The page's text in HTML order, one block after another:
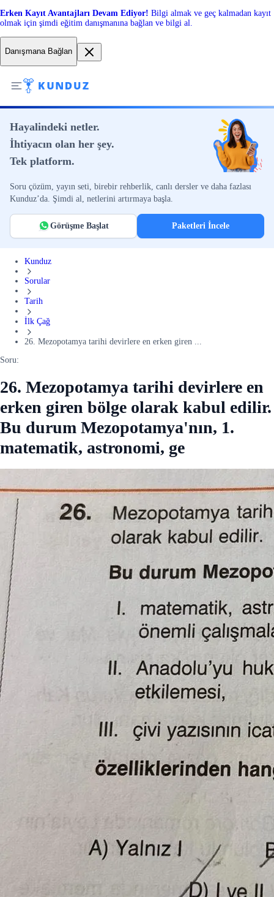
Erken Kayıt Avantajları Devam Ediyor! Bilgi almak ve geç kalmadan kayıt
olmak için şimdi eğitim danışmanına bağlan ve bilgi al.
Danışmana Bağlan
Hayalindeki netler.
İhtiyacın olan her şey.
Tek platform.
Soru çözüm, yayın seti, birebir rehberlik, canlı dersler ve daha fazlası
Kunduz’da. Şimdi al, netlerini artırmaya başla.
Görüşme Başlat Paketleri İncele
Kunduz
Sorular
Tarih
İlk Çağ
26. Mezopotamya tarihi devirlere en erken giren ...
Soru:
26. Mezopotamya tarihi devirlere en
erken giren bölge olarak kabul edilir.
Bu durum Mezopotamya'nın, 1.
matematik, astronomi, ge